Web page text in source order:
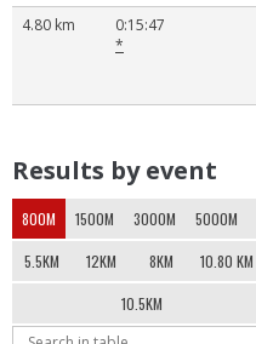
4.80 km
0:15:47
*
Results by event
800M 1500M 3000M 5000M
5.5KM 12KM 8KM 10.80 KM
10.5KM